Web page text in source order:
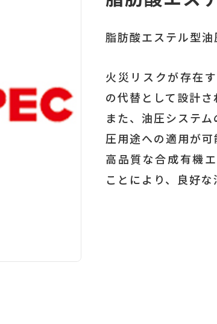
脂肪酸エステル型油
火災リスクが存在
の代替として設計さ
また、油圧システ
圧用途への適用が可
高品質な合成有機
ことにより、良好な